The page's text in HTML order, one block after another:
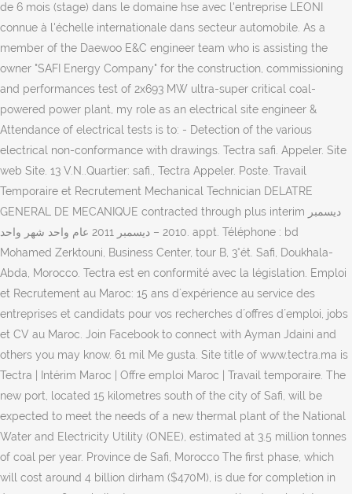
de 6 mois (stage) dans le domaine hse avec l'entreprise LEONI
connue à l'échelle internationale dans secteur automobile. As a
member of the Daewoo E&C engineer team who is assisting the
owner "SAFI Energy Company" for the construction, commissioning
and performances test of 2x693 MW ultra-super critical coal-
powered power plant, my role as an electrical site engineer &
Attendance of electrical tests is to: - Detection of the various
electrical non-conformance with drawings. Tectra safi. Appeler. Site
web Site. 13 V.N..Quartier: safi., Tectra Appeler. Poste. Travail
Temporaire et Recrutement Mechanical Technician DELATRE
GENERAL DE MECANIQUE contracted through plus interim ‏ديسمبر
2010 – ‏ديسمبر 2011 عام واحد شهر واحد. appt. Téléphone : bd
Mohamed Zerktouni, Business Center, tour B, 3°ét. Safi, Doukhala-
Abda, Morocco. Tectra est en conformité avec la législation. Emploi
et Recrutement au Maroc: 15 ans d´expérience au service des
entreprises et candidats pour vos recherches d´offres d´emploi, jobs
et CV au Maroc. Join Facebook to connect with Ayman Jdaini and
others you may know. 61 mil Me gusta. Site title of www.tectra.ma is
Tectra | Intérim Maroc | Offre emploi Maroc | Travail temporaire. The
new port, located 15 kilometres south of the city of Safi, will be
expected to meet the needs of a new thermal plant of the National
Water and Electricity Utility (ONEE), estimated at 3.5 million tonnes
of coal per year. Province de Safi, Morocco The first phase, which
will cost around 4 billion dirham ($470M), is due for completion in